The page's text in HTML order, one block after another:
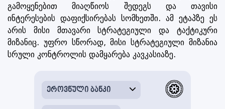
გამოყენებით მიაღწიოს შედეგს და თავისი
ინტერესების დაფიქსირებას სომხეთში. ამ ეტაპზე ეს
არის მისი მთავარი სტრატეგიული და ტაქტიკური
მიზანიც. უფრო სწორად, მისი სტრატეგიული მიზანია
სრული კონტროლის დამყარება კავკასიაზე.